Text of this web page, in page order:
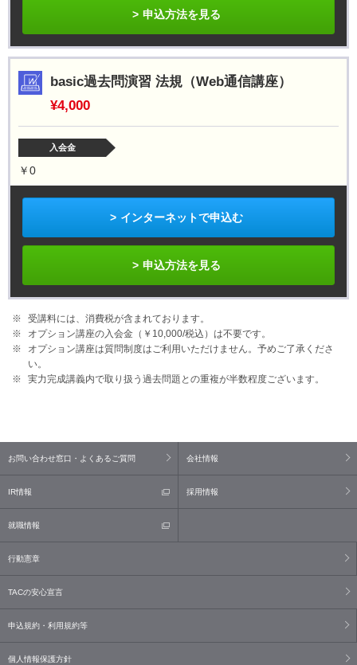
申込方法を見る
basic過去問演習 法規（Web通信講座）
¥4,000
入会金
￥0
インターネットで申込む
申込方法を見る
受講料には、消費税が含まれております。
オプション講座の入会金（￥10,000/税込）は不要です。
オプション講座は質問制度はご利用いただけません。予めご了承くださ
い。
実力完成講義内で取り扱う過去問題との重複が半数程度ございます。
お問い合わせ窓口・よくあるご質問 会社情報
IR情報 採用情報
就職情報
行動憲章
TACの安心宣言
申込規約・利用規約等
個人情報保護方針